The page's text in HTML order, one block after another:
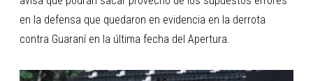
en la defensa que quedaron en evidencia en la derrota
contra Guaraní en la última fecha del Apertura.